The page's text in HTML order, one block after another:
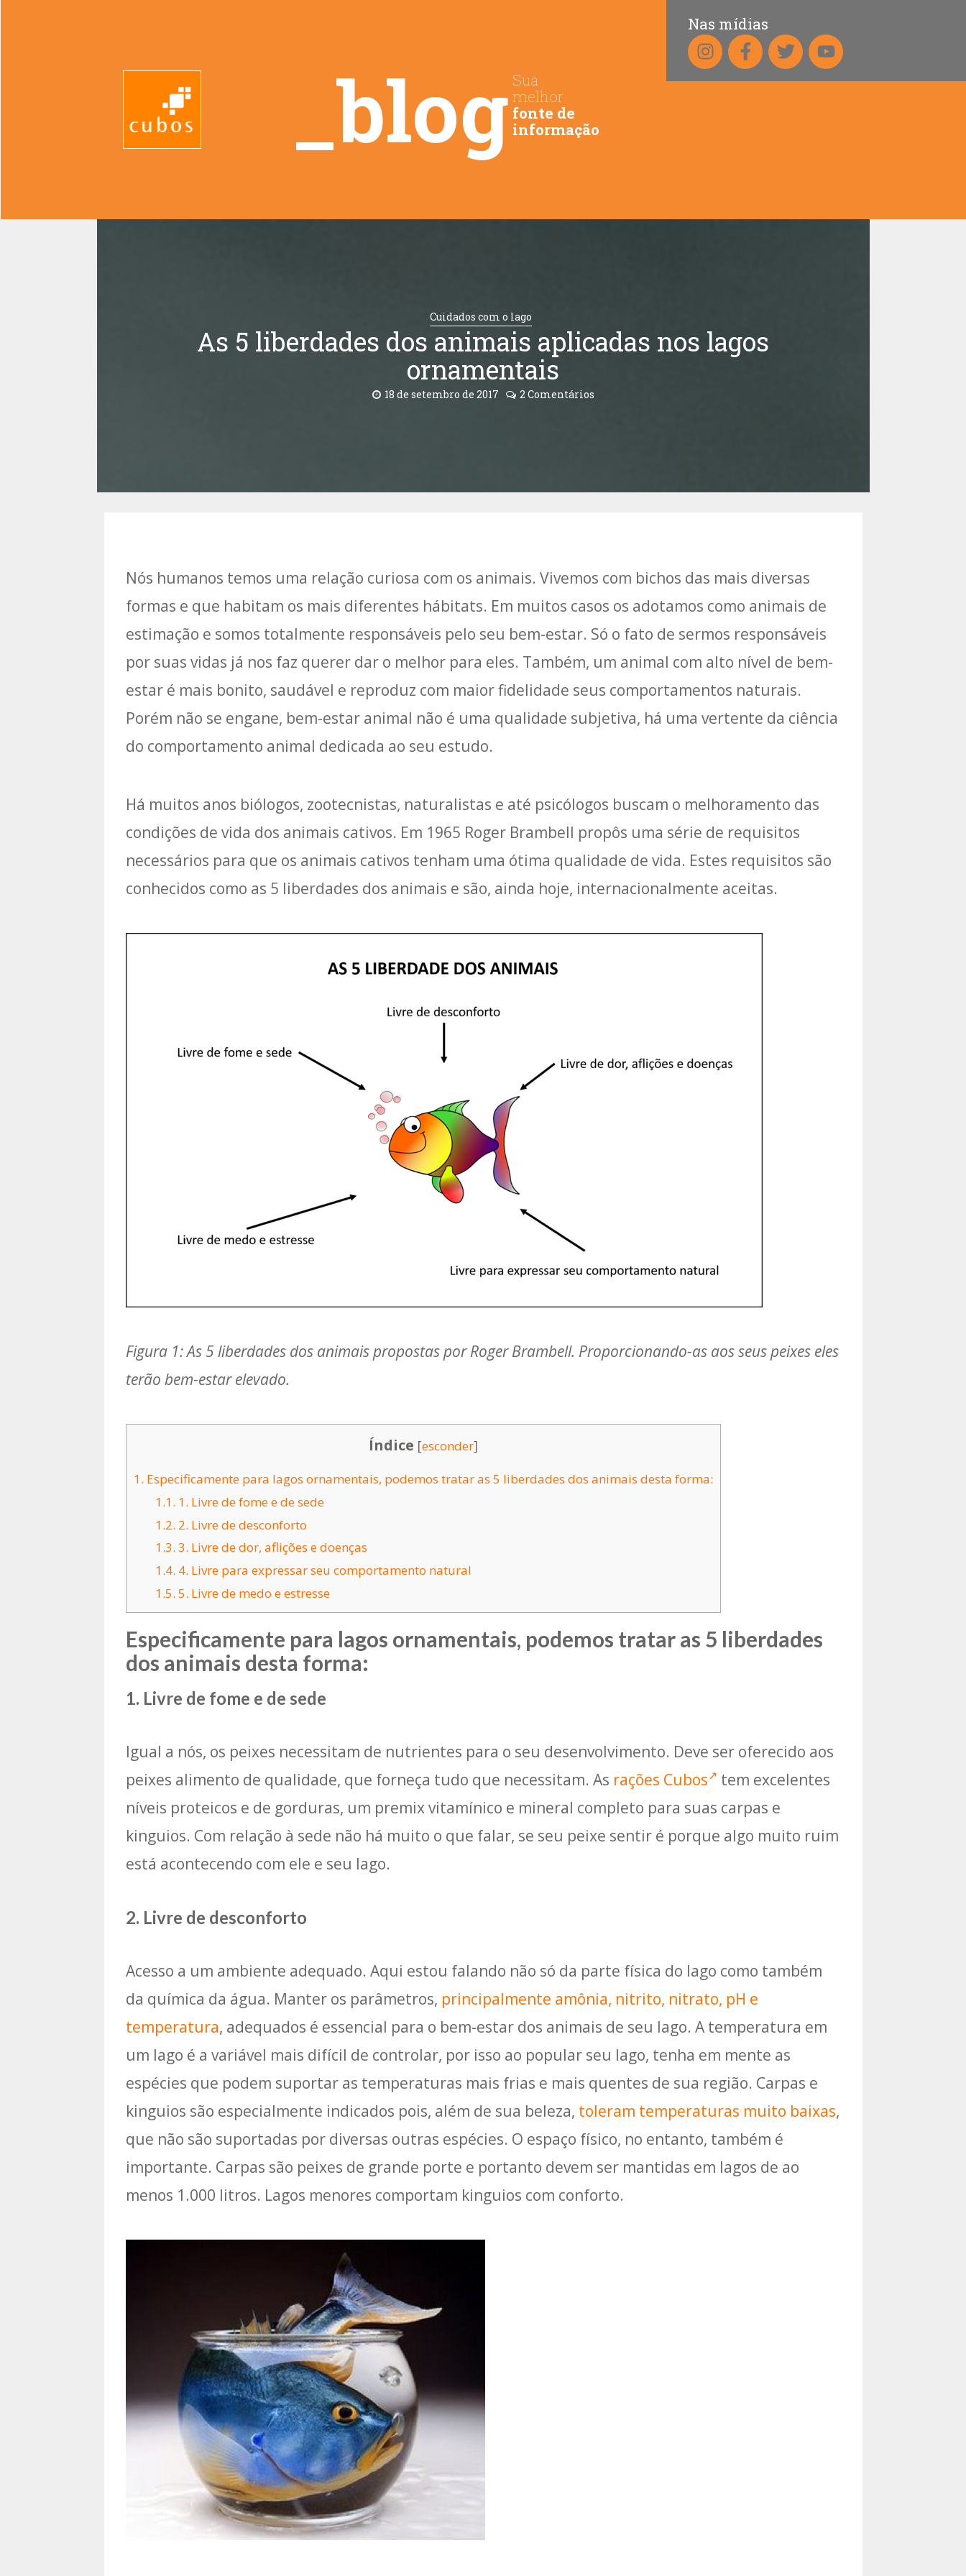
_blog Sua
melhor
fonte de
informação
Nas mídias
Cuidados com o lago
As 5 liberdades dos animais aplicadas nos lagos
ornamentais
18 de setembro de 2017 2 Comentários
Nós humanos temos uma relação curiosa com os animais. Vivemos com bichos das mais diversas
formas e que habitam os mais diferentes hábitats. Em muitos casos os adotamos como animais de
estimação e somos totalmente responsáveis pelo seu bem-estar. Só o fato de sermos responsáveis
por suas vidas já nos faz querer dar o melhor para eles. Também, um animal com alto nível de bem-
estar é mais bonito, saudável e reproduz com maior fidelidade seus comportamentos naturais.
Porém não se engane, bem-estar animal não é uma qualidade subjetiva, há uma vertente da ciência
do comportamento animal dedicada ao seu estudo.
Há muitos anos biólogos, zootecnistas, naturalistas e até psicólogos buscam o melhoramento das
condições de vida dos animais cativos. Em 1965 Roger Brambell propôs uma série de requisitos
necessários para que os animais cativos tenham uma ótima qualidade de vida. Estes requisitos são
conhecidos como as 5 liberdades dos animais e são, ainda hoje, internacionalmente aceitas.
Figura 1: As 5 liberdades dos animais propostas por Roger Brambell. Proporcionando-as aos seus peixes eles
terão bem-estar elevado.
Índice [esconder]
1. Especificamente para lagos ornamentais, podemos tratar as 5 liberdades dos animais desta forma:
1.1. 1. Livre de fome e de sede
1.2. 2. Livre de desconforto
1.3. 3. Livre de dor, aflições e doenças
1.4. 4. Livre para expressar seu comportamento natural
1.5. 5. Livre de medo e estresse
Especificamente para lagos ornamentais, podemos tratar as 5 liberdades
dos animais desta forma:
1. Livre de fome e de sede
Igual a nós, os peixes necessitam de nutrientes para o seu desenvolvimento. Deve ser oferecido aos
peixes alimento de qualidade, que forneça tudo que necessitam. As rações Cubos
tem excelentes
níveis proteicos e de gorduras, um premix vitamínico e mineral completo para suas carpas e
kinguios. Com relação à sede não há muito o que falar, se seu peixe sentir é porque algo muito ruim
está acontecendo com ele e seu lago.
2. Livre de desconforto
Acesso a um ambiente adequado. Aqui estou falando não só da parte física do lago como também
da química da água. Manter os parâmetros, principalmente amônia, nitrito, nitrato, pH e
temperatura, adequados é essencial para o bem-estar dos animais de seu lago. A temperatura em
um lago é a variável mais difícil de controlar, por isso ao popular seu lago, tenha em mente as
espécies que podem suportar as temperaturas mais frias e mais quentes de sua região. Carpas e
kinguios são especialmente indicados pois, além de sua beleza, toleram temperaturas muito baixas,
que não são suportadas por diversas outras espécies. O espaço físico, no entanto, também é
importante. Carpas são peixes de grande porte e portanto devem ser mantidas em lagos de ao
menos 1.000 litros. Lagos menores comportam kinguios com conforto.